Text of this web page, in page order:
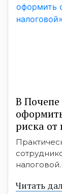
В Почепе
риска от
налоговой.
Читать